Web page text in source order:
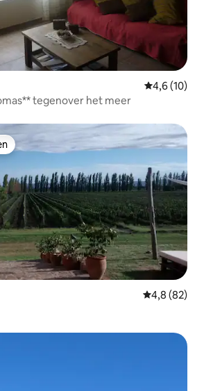
4,6 (10)
tegenover het meer
Gemiddelde
4,8 (82)